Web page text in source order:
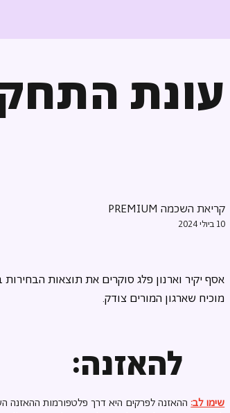
עונת
קריאת השכמה PREMIUM
10 ביולי 2024
אסף יקיר וארנון פלג סוקרים את תוצאות
מוכיח שארגון המורים צודק.
להאזנה:
שימו לב: ההאזנה לפרקים היא דרך פלטפורמות ההאזנה